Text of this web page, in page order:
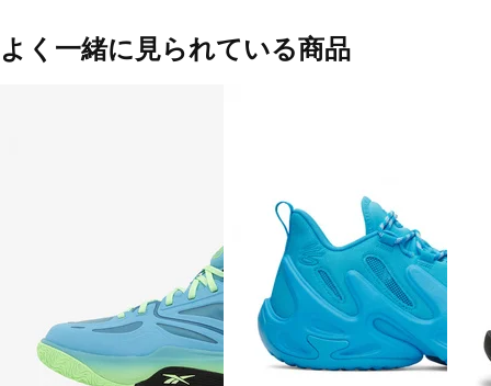
よく一緒に見られている商品